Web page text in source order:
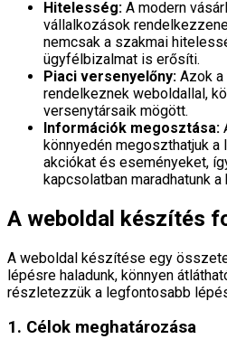
Hitelesség: A modern
vállalkozások
nemcsak a szakmai
ügyfélbizalmat is erősíti.
Piaci versenyelőny: Azok a
rendelkeznek weboldallal,
versenytársaik mögött.
Információk megosztása:
könnyedén megoszthatjuk
akciókat és eseményeket,
kapcsolatban maradhatunk
A weboldal készítés
A weboldal készítése egy
lépésre haladunk, könnyen
részletezzük a legfontosabb
1. Célok meghatározása